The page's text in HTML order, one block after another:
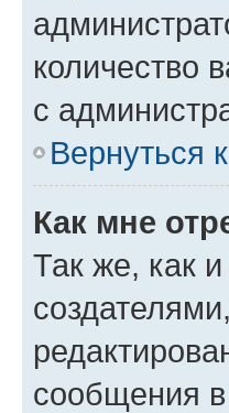
количество
с
Вернуться
Как мне
Так же, как
сообщения